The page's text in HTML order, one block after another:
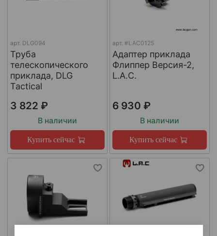
арт. DLG094
Труба
телескопического
приклада, DLG
Tactical
3 822 ₽
В наличии
Купить сейчас
арт. #LAC0125
Адаптер приклада
Флиппер Версия-2,
L.A.C.
6 930 ₽
В наличии
Купить сейчас